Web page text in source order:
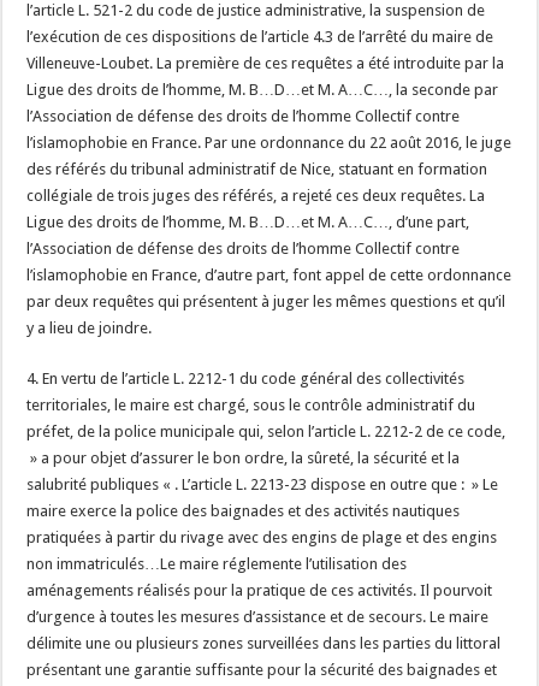
l’article L. 521-2 du code de justice administrative, la suspension de
l’exécution de ces dispositions de l’article 4.3 de l’arrêté du maire de
Villeneuve-Loubet. La première de ces requêtes a été introduite par la
Ligue des droits de l’homme, M. B…D…et M. A…C…, la seconde par
l’Association de défense des droits de l’homme Collectif contre
l’islamophobie en France. Par une ordonnance du 22 août 2016, le juge
des référés du tribunal administratif de Nice, statuant en formation
collégiale de trois juges des référés, a rejeté ces deux requêtes. La
Ligue des droits de l’homme, M. B…D…et M. A…C…, d’une part,
l’Association de défense des droits de l’homme Collectif contre
l’islamophobie en France, d’autre part, font appel de cette ordonnance
par deux requêtes qui présentent à juger les mêmes questions et qu’il
y a lieu de joindre.
4. En vertu de l’article L. 2212-1 du code général des collectivités
territoriales, le maire est chargé, sous le contrôle administratif du
préfet, de la police municipale qui, selon l’article L. 2212-2 de ce code,
» a pour objet d’assurer le bon ordre, la sûreté, la sécurité et la
salubrité publiques « . L’article L. 2213-23 dispose en outre que : » Le
maire exerce la police des baignades et des activités nautiques
pratiquées à partir du rivage avec des engins de plage et des engins
non immatriculés…Le maire réglemente l’utilisation des
aménagements réalisés pour la pratique de ces activités. Il pourvoit
d’urgence à toutes les mesures d’assistance et de secours. Le maire
délimite une ou plusieurs zones surveillées dans les parties du littoral
présentant une garantie suffisante pour la sécurité des baignades et